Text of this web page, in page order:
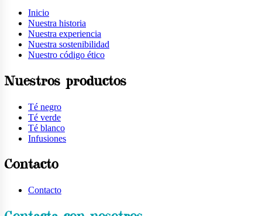
Inicio
Nuestra historia
Nuestra experiencia
Nuestra sostenibilidad
Nuestro código ético
Nuestros productos
Té negro
Té verde
Té blanco
Infusiones
Contacto
Contacto